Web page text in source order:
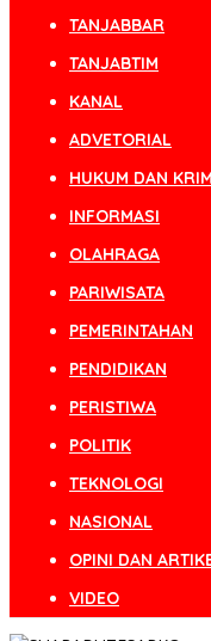
TANJABBAR
TANJABTIM
KANAL
ADVETORIAL
HUKUM DAN
INFORMASI
OLAHRAGA
PARIWISATA
PEMERINTAHAN
PENDIDIKAN
PERISTIWA
POLITIK
TEKNOLOGI
NASIONAL
OPINI DAN
VIDEO